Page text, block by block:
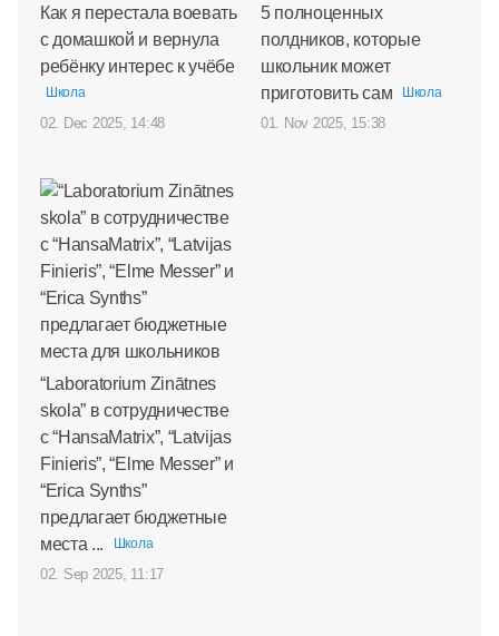
Как я перестала воевать
с домашкой и вернула
ребёнку интерес к учёбе
Школа
02. Dec 2025, 14:48
5 полноценных
полдников, которые
школьник может
приготовить сам
Школа
01. Nov 2025, 15:38
“Laboratorium Zinātnes
skola” в сотрудничестве
с “HansaMatrix”, “Latvijas
Finieris”, “Elme Messer” и
“Erica Synths”
предлагает бюджетные
места ...
Школа
02. Sep 2025, 11:17